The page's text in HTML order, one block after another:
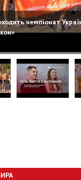
чемпіонат